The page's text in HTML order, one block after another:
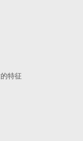
特征